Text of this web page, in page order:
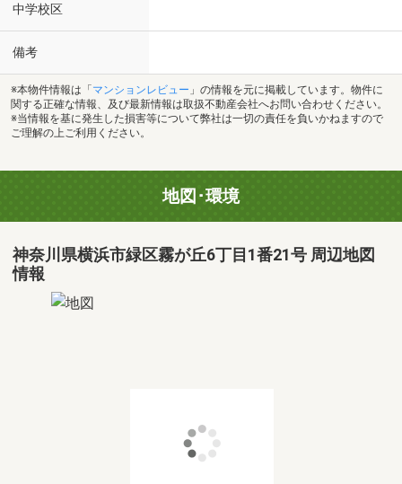
中学校区
備考
※本物件情報は「 マンションレビュー 」の情報を元に掲載しています。物件に
関する正確な情報、及び最新情報は取扱不動産会社へお問い合わせください。
※当情報を基に発生した損害等について弊社は一切の責任を負いかねますので
ご理解の上ご利用ください。
地図･環境
神奈川県横浜市緑区霧が丘6丁目1番21号 周辺地図
情報